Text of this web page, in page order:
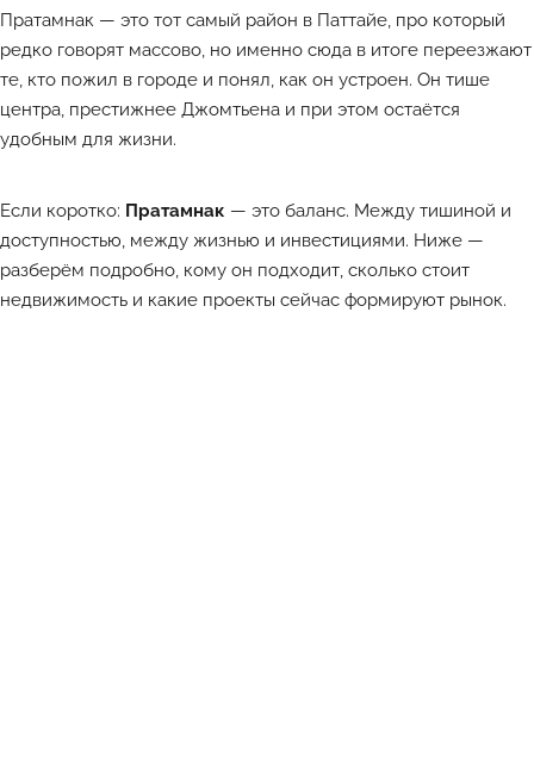
Пратамнак — это тот самый район в Паттайе, про который
редко говорят массово, но именно сюда в итоге переезжают
те, кто пожил в городе и понял, как он устроен. Он тише
центра, престижнее Джомтьена и при этом остаётся
удобным для жизни.
Если коротко: Пратамнак — это баланс. Между тишиной и
доступностью, между жизнью и инвестициями. Ниже —
разберём подробно, кому он подходит, сколько стоит
недвижимость и какие проекты сейчас формируют рынок.